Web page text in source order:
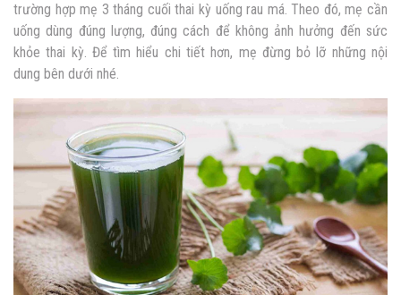
trường hợp mẹ 3 tháng cuối thai kỳ uống rau má. Theo đó, mẹ cần
uống dùng đúng lượng, đúng cách để không ảnh hưởng đến sức
khỏe thai kỳ. Để tìm hiểu chi tiết hơn, mẹ đừng bỏ lỡ những nội
dung bên dưới nhé.